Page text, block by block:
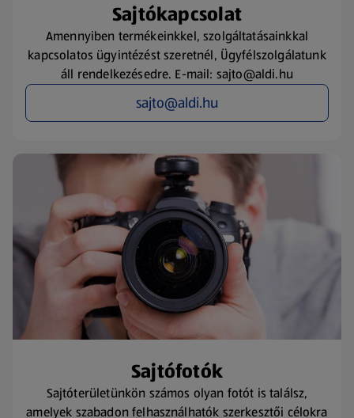
Sajtókapcsolat
Amennyiben termékeinkkel, szolgáltatásainkkal
kapcsolatos ügyintézést szeretnél, Ügyfélszolgálatunk
áll rendelkezésedre. E-mail: sajto@aldi.hu
sajto@aldi.hu
Sajtófotók
Sajtóterületünkön számos olyan fotót is találsz,
amelyek szabadon felhasználhatók szerkesztői célokra